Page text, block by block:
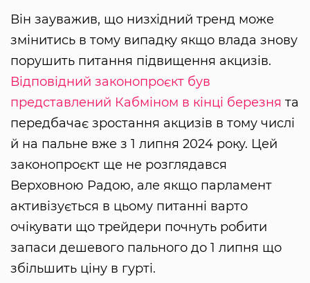
Він зауважив, що низхідний тренд може
змінитись в тому випадку якщо влада знову
порушить питання підвищення акцизів.
Відповідний законопроєкт був
представлений Кабміном в кінці березня та
передбачає зростання акцизів в тому числі
й на пальне вже з 1 липня 2024 року. Цей
законопроєкт ще не розглядався
Верховною Радою, але якщо парламент
активізується в цьому питанні варто
очікувати що трейдери почнуть робити
запаси дешевого пального до 1 липня що
збільшить ціну в гурті.